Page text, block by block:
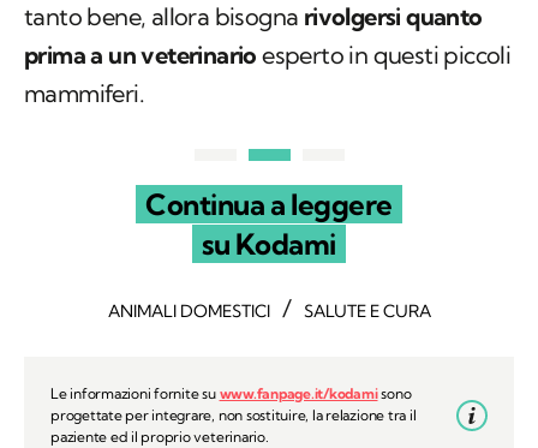
tanto bene, allora bisogna rivolgersi quanto
prima a un veterinario esperto in questi piccoli
mammiferi.
Continua a leggere
su Kodami
ANIMALI DOMESTICI / SALUTE E CURA
Le informazioni fornite su www.fanpage.it/kodamisono
progettate per integrare, non sostituire, la relazione tra il
paziente ed il proprio veterinario.